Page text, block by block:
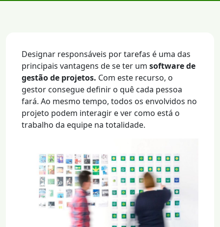
Designar responsáveis por tarefas é uma das
principais vantagens de se ter um software de
gestão de projetos. Com este recurso, o
gestor consegue definir o quê cada pessoa
fará. Ao mesmo tempo, todos os envolvidos no
projeto podem interagir e ver como está o
trabalho da equipe na totalidade.